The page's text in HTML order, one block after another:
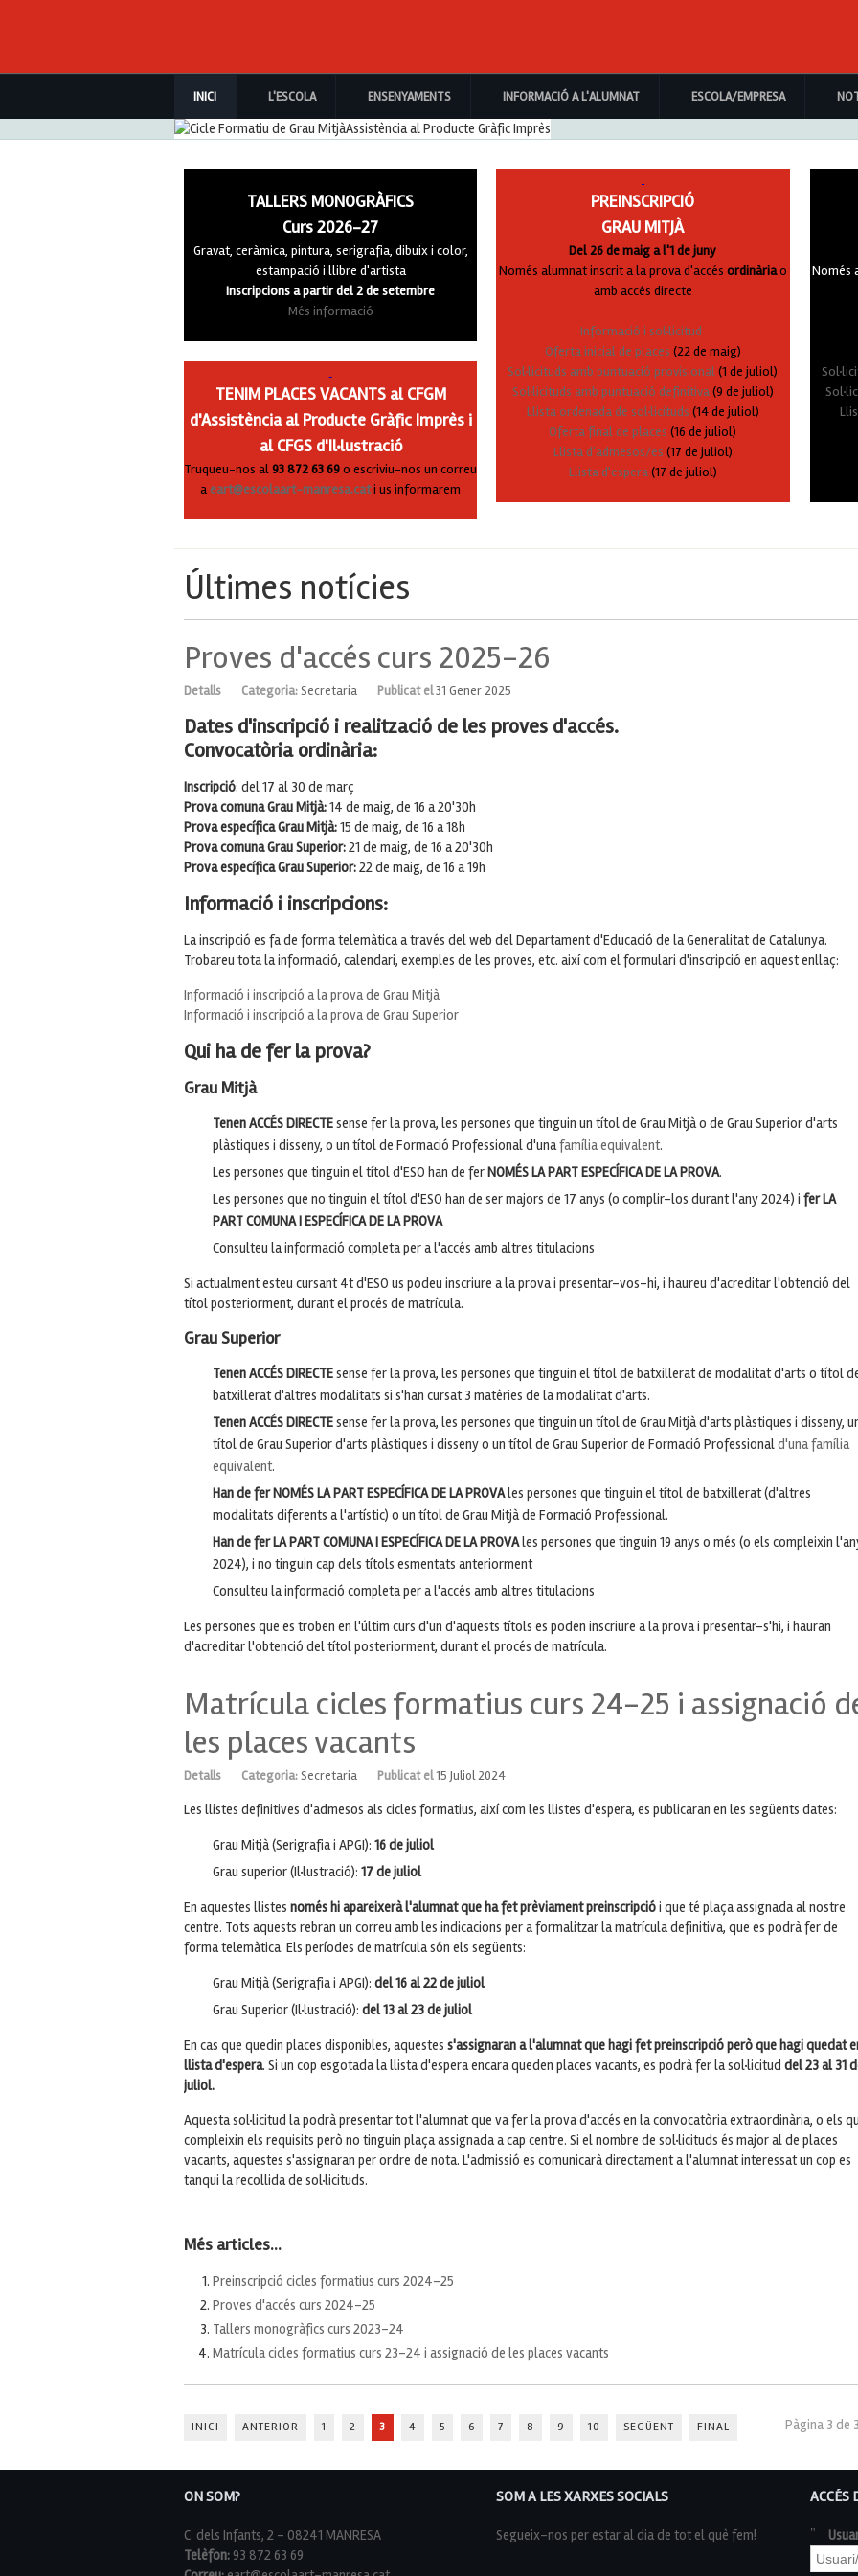
INICI L'ESCOLA ENSENYAMENTS INFORMACIÓ A L'ALUMNAT ESCOLA/EMPRESA
Assistència al Producte Gràfic
Imprès
TALLERS MONOGRÀFICS
Curs 2026-27
Gravat, ceràmica, pintura, serigrafia, dibuix i color,
estampació i llibre d'artista
Inscripcions a partir del 2 de setembre
Més informació
TENIM PLACES VACANTS al CFGM
d'Assistència al Producte Gràfic Imprès i
al CFGS d'Il·lustració
Truqueu-nos al93 872 63 69o escriviu-nos un correu
a eart@escolaart-manresa.cati us informarem
PREINSCRIPCIÓ
GRAU MITJÀ
Del 26 de maig a l'1 de juny
Només alumnat inscrit a la prova d'accés ordinàriao
amb accés directe
Informació i sol·licitud
Oferta inicial de places (22 de maig)
Sol·licituds amb puntuació provisional(1 de juliol)
Sol·licituds amb puntuació definitiva(9 de juliol)
Llista ordenada de sol·licituds (14 de juliol)
Oferta final de places (16 de juliol)
Llista d'admesos/es (17 de juliol)
Llista d'espera(17 de juliol)
Només
Últimes notícies
Proves d'accés curs 2025-26
Detalls Categoria:Secretaria Publicat el31 Gener 2025
Dates d'inscripció i realització de les proves d'accés.
Convocatòria ordinària:
Inscripció: del 17 al 30 de març
Prova comuna Grau Mitjà:14 de maig, de 16 a 20'30h
Prova específica Grau Mitjà:15 de maig, de 16 a 18h
Prova comuna Grau Superior:21 de maig, de 16 a 20'30h
Prova específica Grau Superior:22 de maig, de 16 a 19h
Informació i inscripcions:
La inscripció es fa de forma telemàtica a través del web del Departament d'Educació de la Generalitat de Catalunya.
Trobareu tota la informació, calendari, exemples de les proves, etc. així com el formulari d'inscripció en aquest enllaç:
Informació i inscripció a la prova de Grau Mitjà
Informació i inscripció a la prova de Grau Superior
Qui ha de fer la prova?
Grau Mitjà
Tenen ACCÉS DIRECTEsense fer la prova, les persones que tinguin un títol de Grau Mitjà o de Grau Superior d'arts
plàstiques i disseny, o un títol de Formació Professional d'unafamília equivalent.
Les persones que tinguin el títol d'ESO han de fer NOMÉS LA PART ESPECÍFICA DE LA PROVA.
Les persones que no tinguin el títol d'ESO han de ser majors de 17 anys (o complir-los durant l'any 2024) i fer LA
PART COMUNA I ESPECÍFICA DE LA PROVA
Consulteu la informació completa per a l'accés amb altres titulacions
Si actualment esteu cursant 4t d'ESO us podeu inscriure a la prova i presentar-vos-hi, i haureu d'acreditar l'obtenció del
títol posteriorment, durant el procés de matrícula.
Grau Superior
Tenen ACCÉS DIRECTEsense fer la prova, les persones que tinguin el títol de batxillerat de modalitat d'arts o títol
batxillerat d'altres modalitats si s'han cursat 3 matèries de la modalitat d'arts.
Tenen ACCÉS DIRECTEsense fer la prova, les persones que tinguin un títol de Grau Mitjà d'arts plàstiques i disseny,
títol de Grau Superior d'arts plàstiques i disseny o un títol de Grau Superior de Formació Professionald'una família
equivalent.
Han de fer NOMÉS LA PART ESPECÍFICA DE LA PROVAles persones que tinguin el títol de batxillerat (d'altres
modalitats diferents a l'artístic) o un títol de Grau Mitjà de Formació Professional.
Han de fer LA PART COMUNA I ESPECÍFICA DE LA PROVAles persones que tinguin 19 anys o més (o els compleixin
2024), i no tinguin cap dels títols esmentats anteriorment
Consulteu la informació completa per a l'accés amb altres titulacions
Les persones que es troben en l'últim curs d'un d'aquests títols es poden inscriure a la prova i presentar-s'hi, i hauran
d'acreditar l'obtenció del títol posteriorment, durant el procés de matrícula.
Matrícula cicles formatius curs 24-25 i assignació
les places vacants
Detalls Categoria:Secretaria Publicat el15 Juliol 2024
Les llistes definitives d'admesos als cicles formatius, així com les llistes d'espera, es publicaran en les següents dates:
Grau Mitjà (Serigrafia i APGI): 16 de juliol
Grau superior (Il·lustració): 17 de juliol
En aquestes llistes només hi apareixerà l'alumnat que ha fet prèviamentpreinscripciói que té plaça assignada al nostre
centre. Tots aquests rebran un correu amb les indicacions per a formalitzar la matrícula definitiva, que es podrà fer de
forma telemàtica. Els períodes de matrícula són els següents:
Grau Mitjà (Serigrafia i APGI): del 16 al 22 de juliol
Grau Superior (Il·lustració): del 13 al 23 de juliol
En cas que quedin places disponibles, aquestes s'assignaran a l'alumnat que hagi fet preinscripció però que hagi quedat
llista d'espera. Si un cop esgotada la llista d'espera encara queden places vacants, es podrà fer la sol·licitud del 23 al 31
juliol.
Aquesta sol·licitud la podrà presentar tot l'alumnat que va fer la prova d'accés en la convocatòria extraordinària, o els
compleixin els requisits però no tinguin plaça assignada a cap centre. Si el nombre de sol·licituds és major al de places
vacants, aquestes s'assignaran per ordre de nota. L'admissió es comunicarà directament a l'alumnat interessat un cop es
tanqui la recollida de sol·licituds.
Més articles...
Preinscripció cicles formatius curs 2024-25
Proves d'accés curs 2024-25
Tallers monogràfics curs 2023-24
Matrícula cicles formatius curs 23-24 i assignació de les places vacants
Pàgina 3 de
INICI ANTERIOR 1 2 3 4 5 6 7 8 9 10 SEGÜENT FINAL
ON SOM?
C. dels Infants, 2 - 08241 MANRESA
Telèfon: 93 872 63 69
SOM A LES XARXES SOCIALS
Segueix-nos per estar al dia de tot el què fem!
ACCÉS